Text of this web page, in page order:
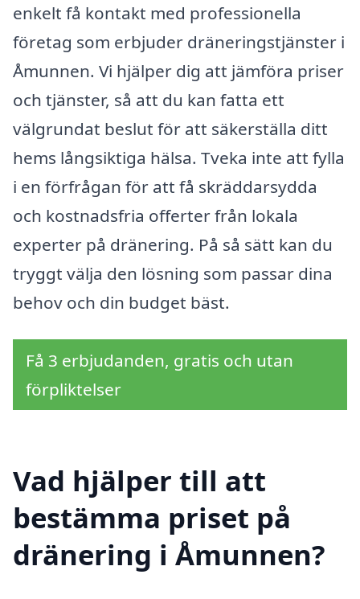
enkelt få kontakt med professionella
företag som erbjuder dräneringstjänster i
Åmunnen. Vi hjälper dig att jämföra priser
och tjänster, så att du kan fatta ett
välgrundat beslut för att säkerställa ditt
hems långsiktiga hälsa. Tveka inte att fylla
i en förfrågan för att få skräddarsydda
och kostnadsfria offerter från lokala
experter på dränering. På så sätt kan du
tryggt välja den lösning som passar dina
behov och din budget bäst.
Få 3 erbjudanden, gratis och utan
förpliktelser
Vad hjälper till att
bestämma priset på
dränering i Åmunnen?